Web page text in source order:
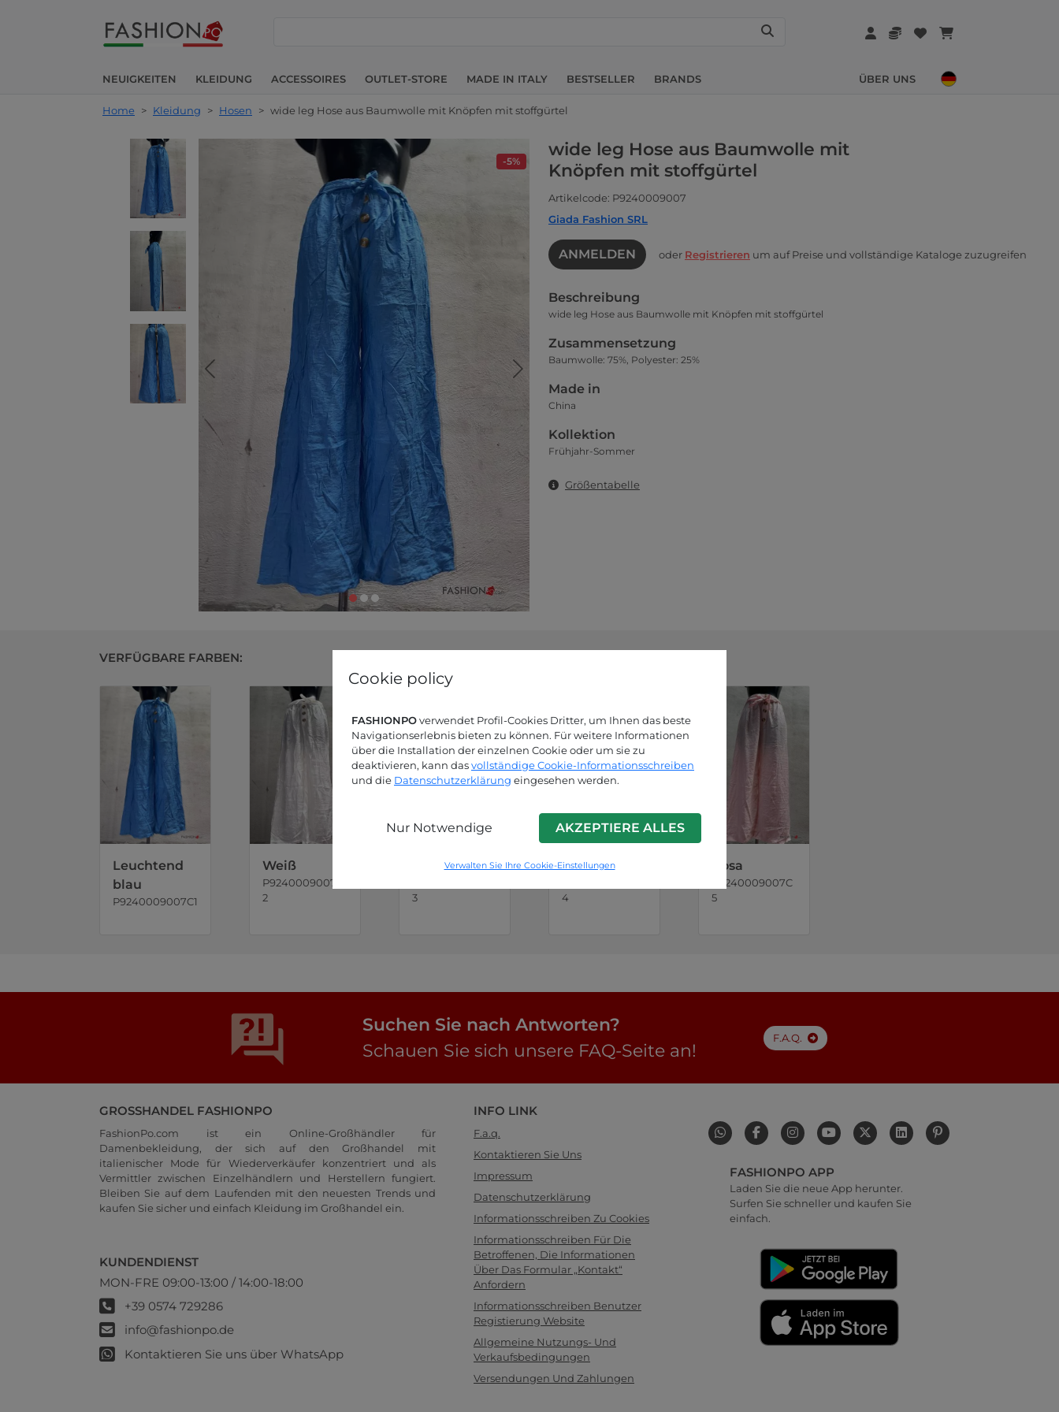
Cookie policy
FASHIONPOverwendet Profil-Cookies Dritter, um Ihnen das beste
Navigationserlebnis bieten zu können. Für weitere Informationen
über die Installation der einzelnen Cookie oder um sie zu
deaktivieren, kann dasvollständige Cookie-Informationsschreiben
und die Datenschutzerklärung eingesehen werden.
Nur Notwendige AKZEPTIERE ALLES
Verwalten Sie Ihre Cookie-Einstellungen
NEUIGKEITEN KLEIDUNG ACCESSOIRES OUTLET-STORE MADE IN ITALY BESTSELLER BRANDS ÜBER UNS
Home > Kleidung > Hosen > wide leg Hose aus Baumwolle mit Knöpfen mit stoffgürtel
-5%
wide leg Hose aus Baumwolle mit
Knöpfen mit stoffgürtel
Artikelcode: P9240009007
Giada Fashion SRL
ANMELDEN oder Registrieren um auf Preise und vollständige Kataloge zuzugreifen
Beschreibung
wide leg Hose aus Baumwolle mit Knöpfen mit stoffgürtel
Zusammensetzung
Baumwolle: 75%, Polyester: 25%
Made in
China
Kollektion
Frühjahr-Sommer
Größentabelle
VERFÜGBARE FARBEN:
Leuchtend
blau
P9240009007C1
Weiß
P9240009007C
2
Schwarz
3
Gelb
4
Rosa
P9240009007C
5
Suchen Sie nach Antworten?
Schauen Sie sich unsere FAQ-Seite an!
F.A.Q.
GROSSHANDEL FASHIONPO
FashionPo.com ist ein Online-Großhändler für
Damenbekleidung, der sich auf den Großhandel mit
italienischer Mode für Wiederverkäufer konzentriert und als
Vermittler zwischen Einzelhändlern und Herstellern fungiert.
Bleiben Sie auf dem Laufenden mit den neuesten Trends und
kaufen Sie sicher und einfach Kleidung im Großhandel ein.
KUNDENDIENST
MON-FRE 09:00-13:00 / 14:00-18:00
+39 0574 729286
info@fashionpo.de
Kontaktieren Sie uns über WhatsApp
INFO LINK
F.a.q.
Kontaktieren Sie Uns
Impressum
Datenschutzerklärung
Informationsschreiben Zu Cookies
Informationsschreiben Für Die
Betroffenen, Die Informationen
Über Das Formular „Kontakt“
Anfordern
Informationsschreiben Benutzer
Registierung Website
Allgemeine Nutzungs- Und
Verkaufsbedingungen
Versendungen Und Zahlungen
FASHIONPO APP
Laden Sie die neue App herunter.
Surfen Sie schneller und kaufen Sie
einfach.